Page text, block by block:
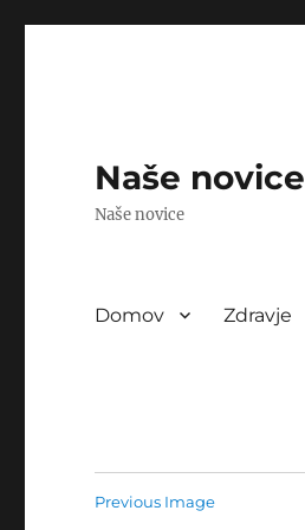
Naše novice
Naše novice
Domov Zdravje
Previous Image